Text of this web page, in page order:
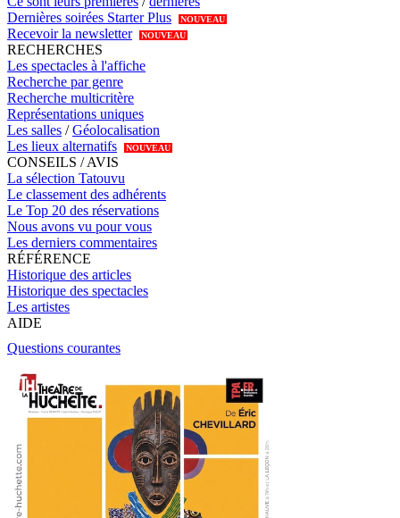
Dernières soirées Starter Plus
NOUVEAU
Recevoir la newsletter NOUVEAU
RECHERCHES
Les spectacles à l'affiche
Recherche par genre
Recherche multicritère
Représentations uniques
Les salles /Géolocalisation
Les lieux alternatifs
NOUVEAU
CONSEILS / AVIS
La sélection Tatouvu
Le classement des adhérents
Le Top 20 des réservations
Nous avons vu pour vous
Les derniers commentaires
RÉFÉRENCE
Historique des articles
Historique des spectacles
Les artistes
AIDE
Questions courantes